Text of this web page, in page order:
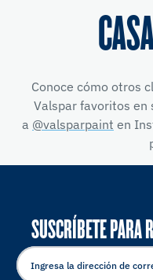
Conoce cómo otros
Valspar favoritos en
a @valsparpaint en
SUSCRÍBETE PARA